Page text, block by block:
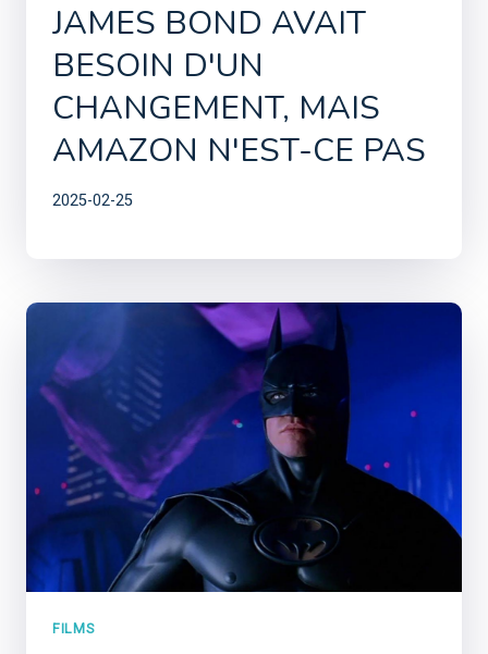
JAMES BOND AVAIT
BESOIN D'UN
CHANGEMENT, MAIS
AMAZON N'EST-CE PAS
2025-02-25
FILMS